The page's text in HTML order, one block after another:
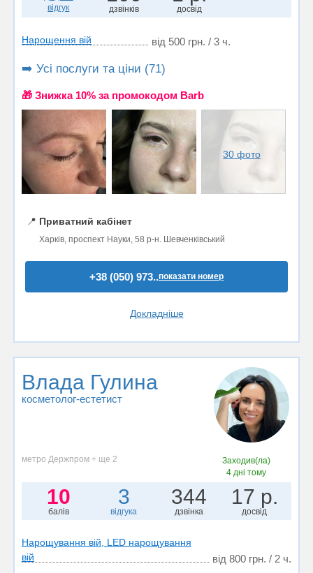
відгук
дзвінків досвід
Нарощення вій від 500 грн. / 3 ч.
➡️ Усі послуги та ціни (71)
🎁 Знижка 10% за промокодом Barb
30 фото
📍 Приватний кабінет
Харків, проспект Науки, 58 р-н. Шевченківський
+38 (050) 973..показати номер
Докладніше
Влада Гулина
косметолог-естетист
метро Держпром + ще 2
Заходив(ла)
4 дні тому
10
балів
3
відгука
344
дзвінка
17 р.
досвід
Нарощування вій, LED нарощування
вій
від 800 грн. / 2 ч.